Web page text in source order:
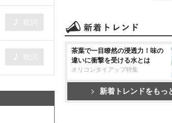
茶葉で一目瞭然の浸透力！味の
違いに衝撃を受ける水とは
オリコンタイアップ特集
新着トレンドをもっ